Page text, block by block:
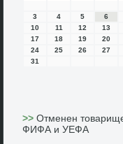
3
4 5 6
10
11 12 13
17
18 19 20
24
25 26 27
31
>>Отменен
ФИФА и УЕФА